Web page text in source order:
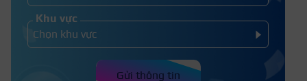
Khu vực
Gửi thông tin